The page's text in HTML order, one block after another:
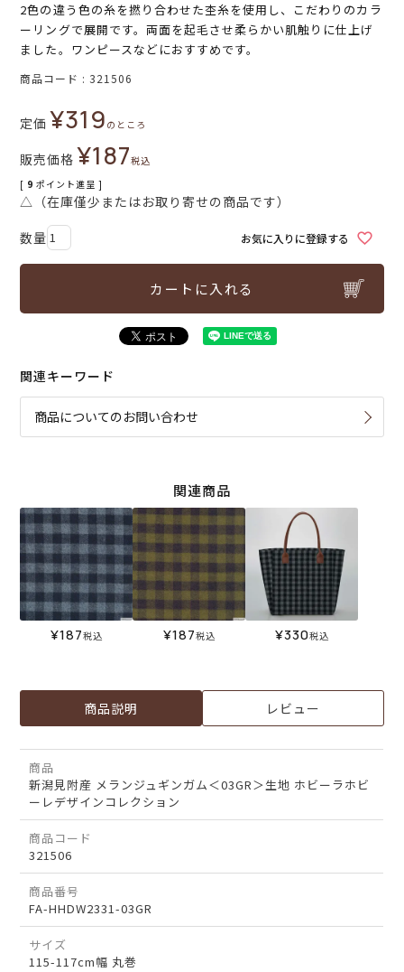
2色の違う色の糸を撚り合わせた杢糸を使用し、こだわりのカラ
ーリングで展開です。両面を起毛させ柔らかい肌触りに仕上げ
ました。ワンピースなどにおすすめです。
商品コード 321506
定価 ¥319 のところ
販売価格 ¥187税込
[ 9 ポイント進呈 ]
△（在庫僅少またはお取り寄せの商品です）
お気に入りに登録する
カートに入れる
関連キーワード
商品についてのお問い合わせ
関連商品
¥187税込 ¥187税込 ¥330税込
商品説明 レビュー
商品
新潟見附産 メランジュギンガム＜03GR＞生地 ホビーラホビ
ーレデザインコレクション
商品コード
321506
商品番号
FA-HHDW2331-03GR
サイズ
115-117cm幅 丸巻